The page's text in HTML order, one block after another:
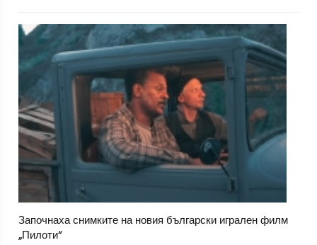
Започнаха снимките на новия български игрален филм
„Пилоти“